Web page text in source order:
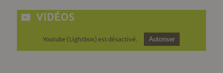
VIDÉOS
Youtube (Lightbox) est désactivé. Autoriser